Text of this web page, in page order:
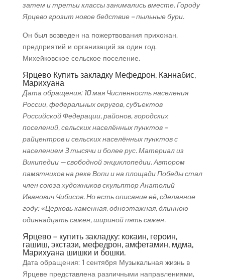
затем и третьи классы занимались вместе. Городу
Ярцево грозит новое бедствие – пыльные бури.
Он был возведен на пожертвования прихожан,
предприятий и организаций за один год.
Михейковское сельское поселение.
Ярцево Купить закладку Мефедрон, Каннабис,
Марихуана
Дата обращения: 10 мая Численность населения
России, федеральных округов, субъектов
Российской Федерации, районов, городских
поселений, сельских населённых пунктов –
райцентров и сельских населённых пунктов с
населением 3 тысячи и более рус. Материал из
Википедии — свободной энциклопедии. Автором
памятников на реке Вопи и на площади Победы стал
член союза художников скульптор Анатолий
Иванович Чибисов. Но есть описание её, сделанное
году: «Церковь каменная, одноэтажная, длинною
одиннадцать сажен, шириной пять сажен.
Ярцево – купить закладку: кокаин, героин,
гашиш, экстази, мефедрон, амфетамин, мдма,
Марихуана шишки и бошки.
Дата обращения: 1 сентября Музыкальная жизнь в
Ярцеве представлена различными направлениями,